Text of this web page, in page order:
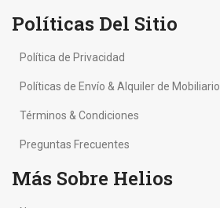
Políticas Del Sitio
Política de Privacidad
Políticas de Envío & Alquiler de Mobiliario
Términos & Condiciones
Preguntas Frecuentes
Más Sobre Helios